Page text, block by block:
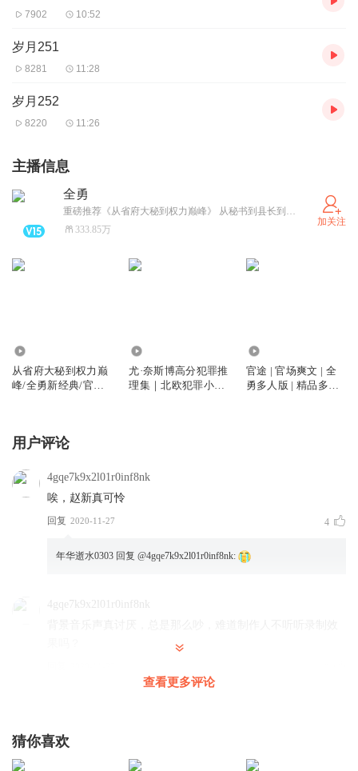
7902 10:52
岁月251
8281 11:28
岁月252
8220 11:26
主播信息
全勇
重磅推荐《从省府大秘到权力巅峰》 从秘书到县长到封疆大吏 内容干净紧凑 跌宕起伏 好听舒服的很嘞 快来呦
333.85万
加关注
从省府大秘到权力巅
峰/全勇新经典/官场/
尤·奈斯博高分犯罪推
理集｜北欧犯罪小说
官途 | 官场爽文 | 全
勇多人版 | 精品多人
用户评论
4gqe7k9x2l01r0inf8nk
唉，赵新真可怜
回复 2020-11-27 4
年华逝水0303 回复 @4gqe7k9x2l01r0inf8nk:
4gqe7k9x2l01r0inf8nk
回复
查看更多评论
猜你喜欢